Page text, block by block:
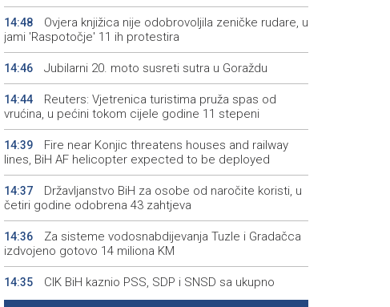
14:48
Ovjera knjižica nije odobrovoljila zeničke rudare, u
jami 'Raspotočje' 11 ih protestira
14:46 Jubilarni 20. moto susreti sutra u Goraždu
14:44
Reuters: Vjetrenica turistima pruža spas od
vrućina, u pećini tokom cijele godine 11 stepeni
14:39
Fire near Konjic threatens houses and railway
lines, BiH AF helicopter expected to be deployed
14:37
Državljanstvo BiH za osobe od naročite koristi, u
četiri godine odobrena 43 zahtjeva
14:36
Za sisteme vodosnabdijevanja Tuzle i Gradačca
izdvojeno gotovo 14 miliona KM
14:35
CIK BiH kaznio PSS, SDP i SNSD sa ukupno
18.500 KM